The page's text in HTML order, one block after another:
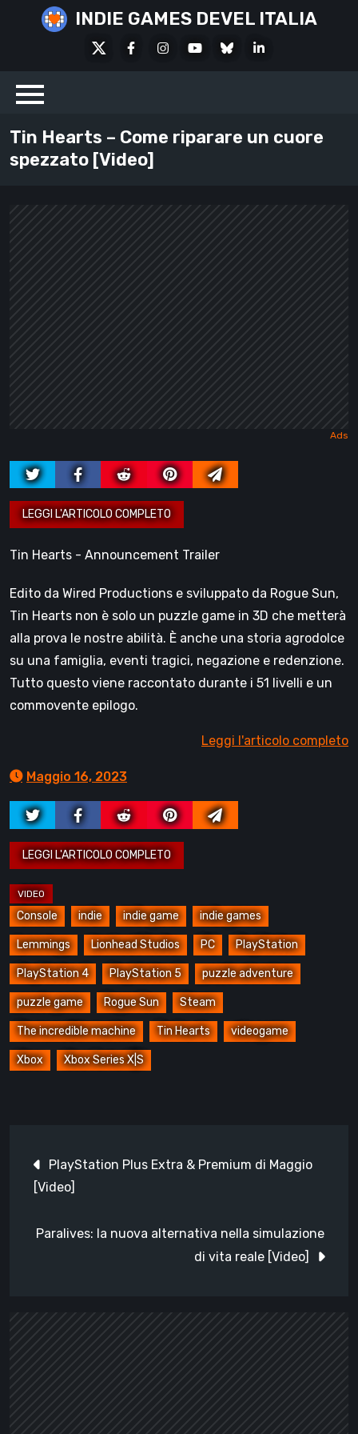
INDIE GAMES DEVEL ITALIA
FacebookInstagramYoutubeBlueskyLinkedIn
Tin Hearts – Come riparare un cuore
spezzato [Video]
Tin Hearts - Announcement Trailer
Edito da Wired Productions e sviluppato da Rogue Sun,
Tin Hearts non è solo un puzzle game in 3D che metterà
alla prova le nostre abilità. È anche una storia agrodolce
su una famiglia, eventi tragici, negazione e redenzione.
Tutto questo viene raccontato durante i 51 livelli e un
commovente epilogo.
Leggi l'articolo completo
Maggio 16, 2023
Console indie indie game indie games
Lemmings Lionhead Studios PC PlayStation
PlayStation 4 PlayStation 5 puzzle adventure
puzzle game Rogue Sun Steam
The incredible machine Tin Hearts videogame
Xbox Xbox Series X|S
articoli
PlayStation Plus Extra & Premium di Maggio
[Video]
Paralives: la nuova alternativa nella simulazione
di vita reale [Video]